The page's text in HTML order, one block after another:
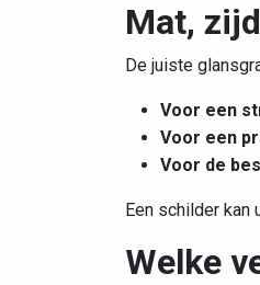
Mat,
De juiste
Voor een
Voor een
Voor de
Een schilder kan
Welke